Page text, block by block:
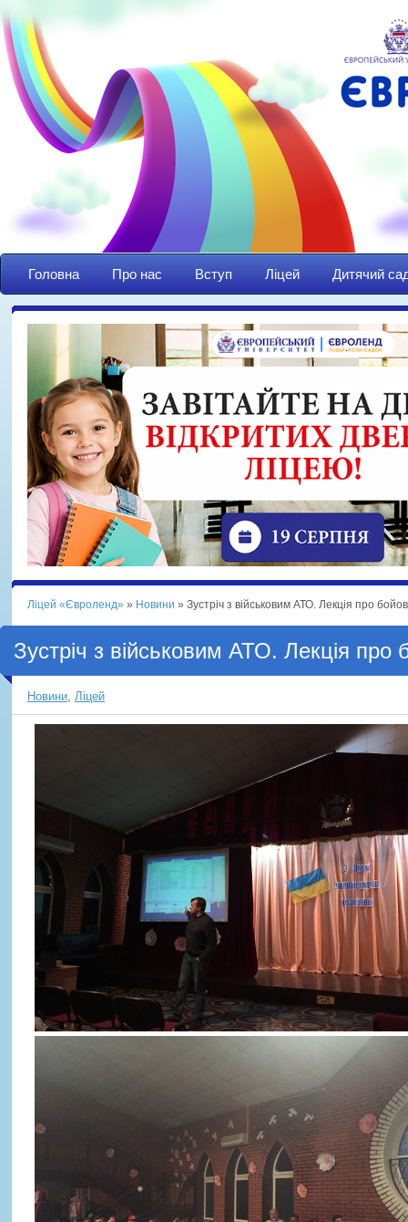
Головна Про нас Вступ Ліцей Дитячий
Ліцей «Євроленд» » Новини » Зустріч з військовим АТО. Лекція про
Зустріч з військовим АТО. Лекція про
Новини, Ліцей